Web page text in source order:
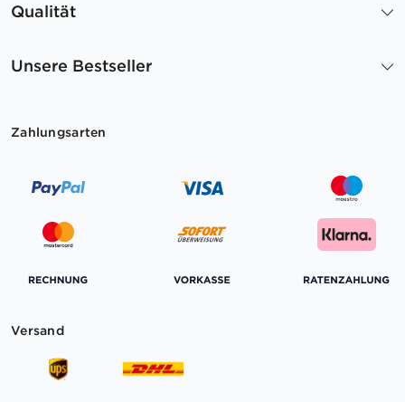
Qualität
Unsere Bestseller
Zahlungsarten
Versand